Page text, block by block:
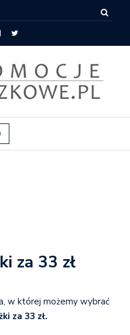
za 33 zł
w której możemy wybrać
za 33 zł.